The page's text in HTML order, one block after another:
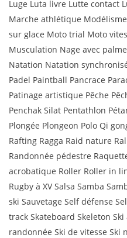
Luge Luta livre Lutte contact
Marche athlétique
sur glace Moto trial Moto
Musculation Nage avec
Natation Natation
Padel Paintball Pancrace
Patinage artistique Pêche
Penchak Silat Pentathlon
Plongée Plongeon Polo Qi
Rafting Ragga Raid nature
Randonnée pédestre
acrobatique Roller Roller in
Rugby à XV Salsa Samba
ski Sauvetage Self défense
track Skateboard Skeleton
randonnée Ski de vitesse Ski